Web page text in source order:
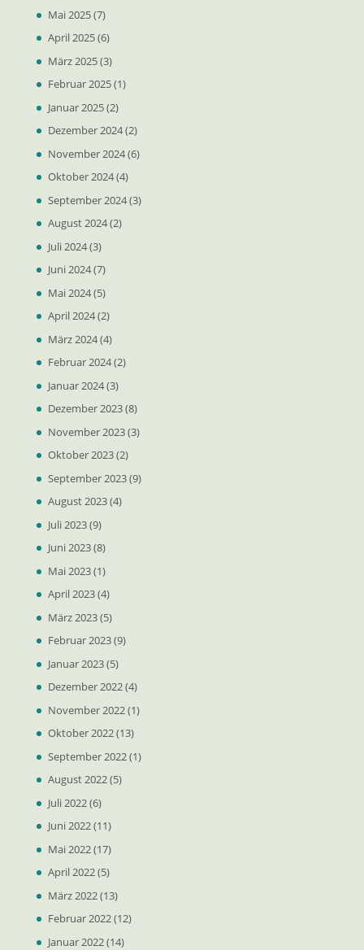
Mai 2025(7)
April 2025(6)
März 2025(3)
Februar 2025(1)
Januar 2025(2)
Dezember 2024(2)
November 2024(6)
Oktober 2024(4)
September 2024(3)
August 2024(2)
Juli 2024(3)
Juni 2024(7)
Mai 2024(5)
April 2024(2)
März 2024(4)
Februar 2024(2)
Januar 2024(3)
Dezember 2023(8)
November 2023(3)
Oktober 2023(2)
September 2023(9)
August 2023(4)
Juli 2023(9)
Juni 2023(8)
Mai 2023(1)
April 2023(4)
März 2023(5)
Februar 2023(9)
Januar 2023(5)
Dezember 2022(4)
November 2022(1)
Oktober 2022(13)
September 2022(1)
August 2022(5)
Juli 2022(6)
Juni 2022(11)
Mai 2022(17)
April 2022(5)
März 2022(13)
Februar 2022(12)
Januar 2022(14)